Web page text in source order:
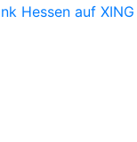
Hessen auf XING